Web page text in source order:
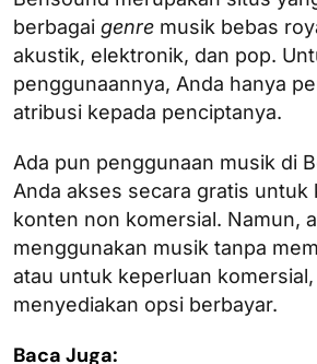
berbagai genre musik bebas
akustik, elektronik, dan pop.
penggunaannya, Anda hanya
atribusi kepada penciptanya.
Ada pun penggunaan musik di
Anda akses secara gratis untuk
konten non komersial. Namun,
menggunakan musik tanpa
atau untuk keperluan
menyediakan opsi berbayar.
Baca Juga: